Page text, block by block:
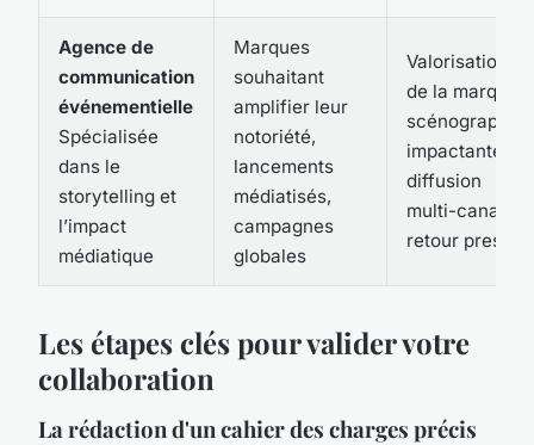
Agence de
communication
événementielle
Spécialisée
dans le
storytelling et
l’impact
médiatique
Marques
souhaitant
amplifier leur
notoriété,
lancements
médiatisés,
campagnes
globales
Valorisation
de la marque,
scénographie
impactante,
diffusion
multi-canaux,
retour presse
Les étapes clés pour valider votre
collaboration
La rédaction d'un cahier des charges précis